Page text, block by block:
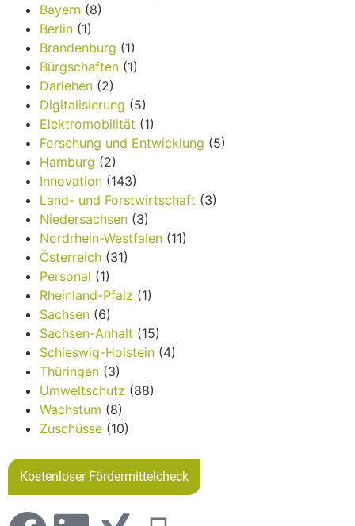
Bayern (8)
Berlin (1)
Brandenburg (1)
Bürgschaften (1)
Darlehen (2)
Digitalisierung (5)
Elektromobilität (1)
Forschung und Entwicklung (5)
Hamburg (2)
Innovation (143)
Land- und Forstwirtschaft (3)
Niedersachsen (3)
Nordrhein-Westfalen (11)
Österreich (31)
Personal (1)
Rheinland-Pfalz (1)
Sachsen (6)
Sachsen-Anhalt (15)
Schleswig-Holstein (4)
Thüringen (3)
Umweltschutz (88)
Wachstum (8)
Zuschüsse (10)
Kostenloser Fördermittelcheck